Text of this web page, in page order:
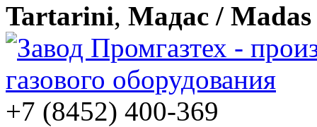
Tartarini, Мадас / Madas
+7 (8452) 400-369